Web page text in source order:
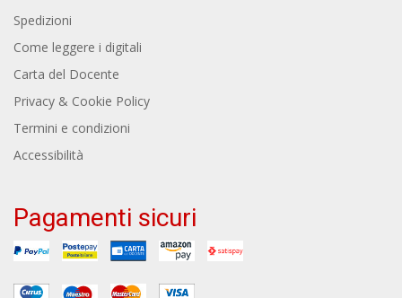
Spedizioni
Come leggere i digitali
Carta del Docente
Privacy & Cookie Policy
Termini e condizioni
Accessibilità
Pagamenti sicuri